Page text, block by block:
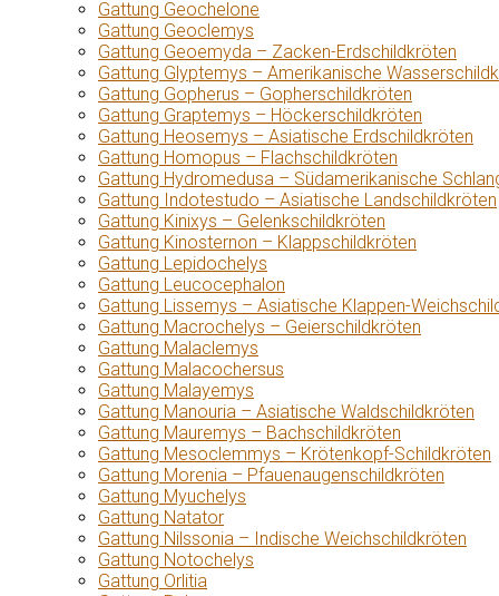
Gattung Geochelone
Gattung Geoclemys
Gattung Geoemyda – Zacken-Erdschildkröten
Gattung Glyptemys – Amerikanische
Gattung Gopherus – Gopherschildkröten
Gattung Graptemys – Höckerschildkröten
Gattung Heosemys – Asiatische Erdschildkröten
Gattung Homopus – Flachschildkröten
Gattung Hydromedusa – Südamerikanische
Gattung Indotestudo – Asiatische Landschildkröten
Gattung Kinixys – Gelenkschildkröten
Gattung Kinosternon – Klappschildkröten
Gattung Lepidochelys
Gattung Leucocephalon
Gattung Lissemys – Asiatische Klappen-
Gattung Macrochelys – Geierschildkröten
Gattung Malaclemys
Gattung Malacochersus
Gattung Malayemys
Gattung Manouria – Asiatische Waldschildkröten
Gattung Mauremys – Bachschildkröten
Gattung Mesoclemmys – Krötenkopf-Schildkröten
Gattung Morenia – Pfauenaugenschildkröten
Gattung Myuchelys
Gattung Natator
Gattung Nilssonia – Indische Weichschildkröten
Gattung Notochelys
Gattung Orlitia